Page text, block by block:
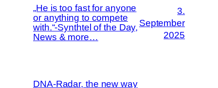
„He is too fast for anyone
or anything to compete
with.“-Synthtel of the Day,
News & more…
3.
September
2025
DNA-Radar, the new way